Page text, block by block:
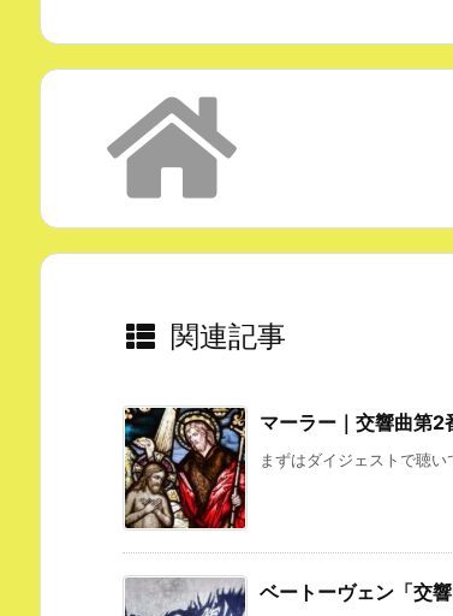
関連記事
マーラー｜交響曲第2
まずはダイジェストで聴
ベートーヴェン「交